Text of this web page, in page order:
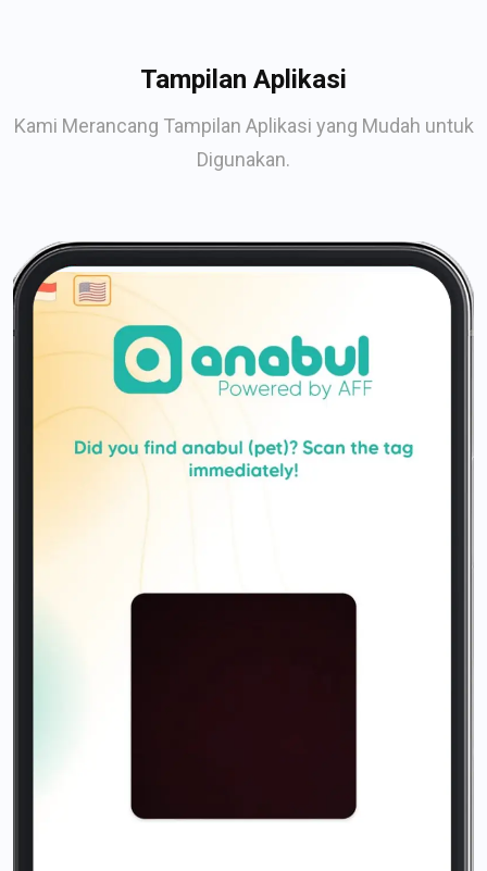
Tampilan Aplikasi
Kami Merancang Tampilan Aplikasi yang Mudah untuk
Digunakan.